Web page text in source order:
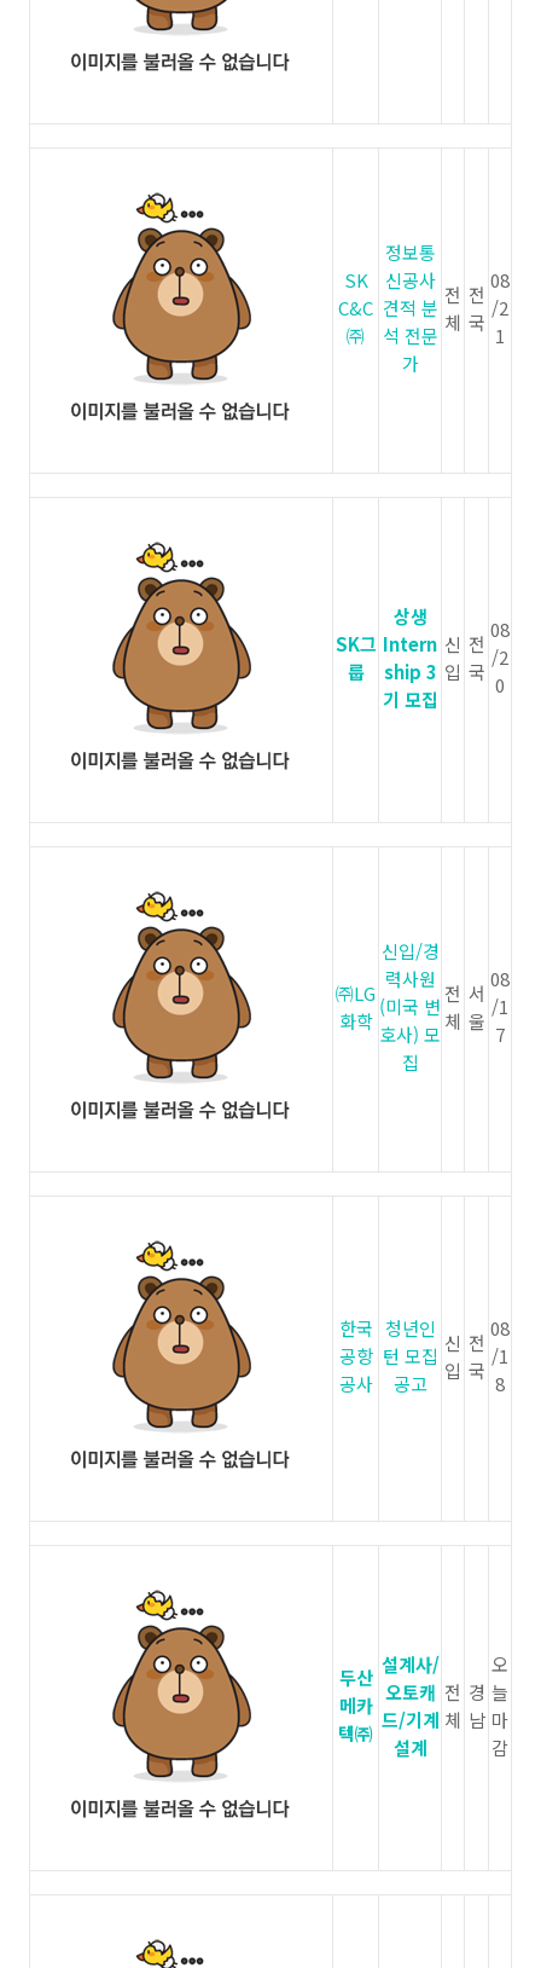
SK
C&C
㈜
정보통
신공사
견적 분
석 전문
가
전
체
전
국
08
/2
1
SK그
룹
상생
Intern
ship 3
기 모집
신
입
전
국
08
/2
0
㈜LG
화학
신입/경
력사원
(미국 변
호사) 모
집
전
체
서
울
08
/1
7
한국
공항
공사
청년인
턴 모집
공고
신
입
전
국
08
/1
8
두산
메카
텍㈜
설계사/
오토캐
드/기계
설계
전
체
경
남
오
늘
마
감